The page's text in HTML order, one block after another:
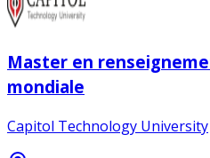
Master en
mondiale
Capitol Technology University